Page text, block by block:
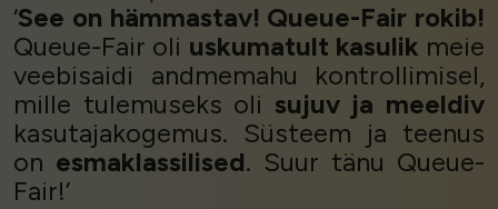
‘See on hämmastav! Queue-Fair rokib!
Queue-Fair oli uskumatult kasulik meie
veebisaidi andmemahu kontrollimisel,
mille tulemuseks oli sujuv ja meeldiv
kasutajakogemus. Süsteem ja teenus
on esmaklassilised. Suur tänu Queue-
Fair!’